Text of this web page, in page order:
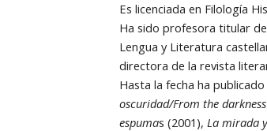
Es licenciada en Filología
Ha sido profesora titular
Lengua y Literatura
directora de la revista
Hasta la fecha ha
oscuridad/From the darkness
espumas (2001), La mirada